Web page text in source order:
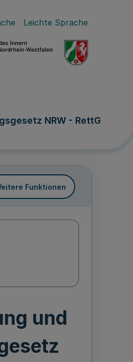
Leichte Sprache
NRW - RettG
Funktionen
und